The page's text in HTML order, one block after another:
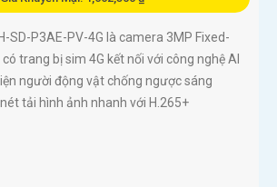
SD-P3AE-PV-4G là camera 3MP Fixed-
trang bị sim 4G kết nối với công nghệ AI
người động vật chống ngược sáng
tải hình ảnh nhanh với H.265+